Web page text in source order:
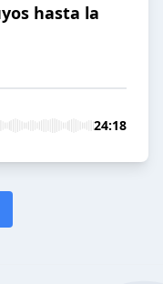
hasta la
24:18